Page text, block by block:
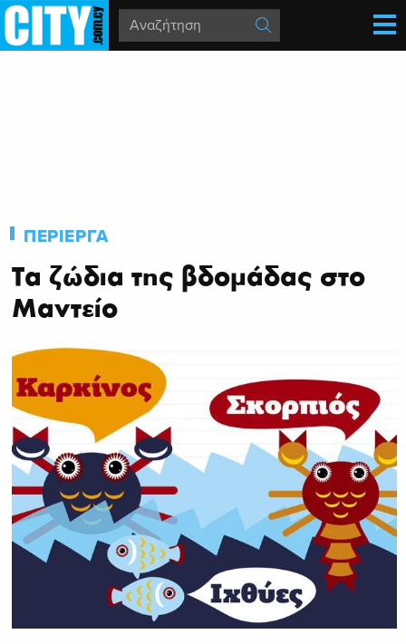
ΠΕΡΙΕΡΓΑ
Τα ζώδια της βδομάδας στο
Μαντείο